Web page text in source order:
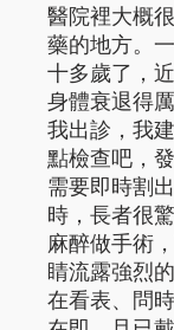
醫院裡大概
藥的地方。
十多歲了，
身體衰退得
我出診，我
點檢查吧，
需要即時割
時，長者很
麻醉做手術
睛流露強烈
在看表、問